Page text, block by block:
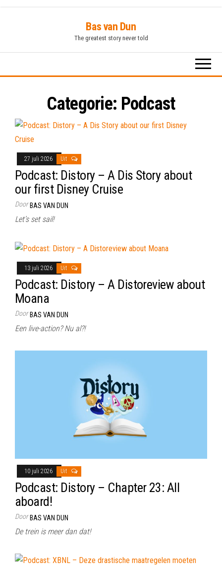
inhoud
Bas van Dun
The greatest story never told
Categorie: Podcast
27 juli 2026 Uit
Podcast: Distory – A Dis Story about
our first Disney Cruise
Door BAS VAN DUN
Let’s set sail!
13 juli 2026 Uit
Podcast: Distory – A Distoreview about
Moana
Door BAS VAN DUN
Een live-action? Nu al?!
10 juli 2026 Uit
Podcast: Distory – Chapter 23: All
aboard!
Door BAS VAN DUN
De trein is meer dan dat!